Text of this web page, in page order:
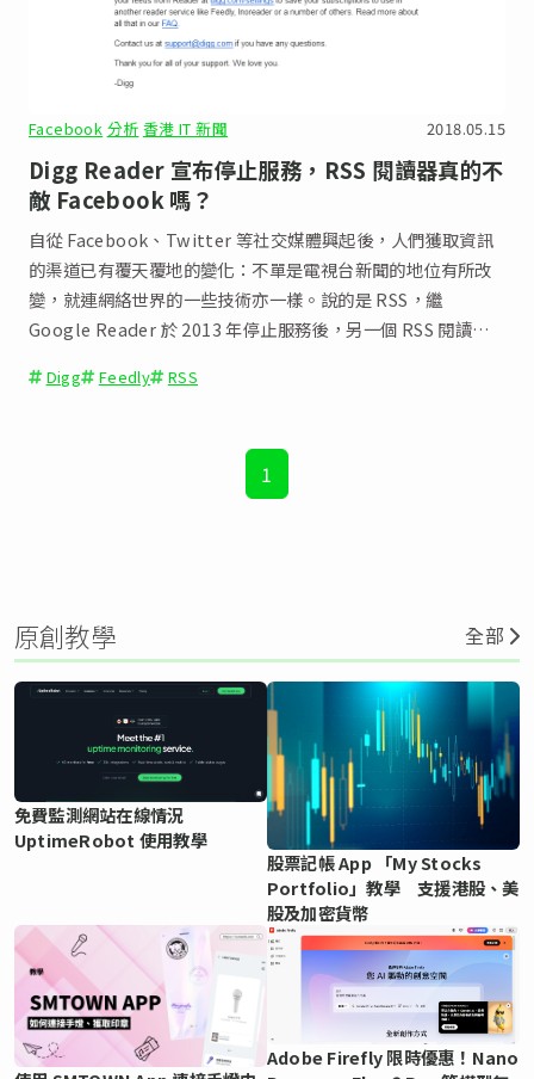
Facebook 分析 香港 IT 新聞 2018.05.15
Digg Reader 宣布停止服務，RSS 閱讀器真的不
敵 Facebook 嗎？
自從 Facebook、Twitter 等社交媒體興起後，人們獲取資訊
的渠道已有覆天覆地的變化：不單是電視台新聞的地位有所改
變，就連網絡世界的一些技術亦一樣。說的是 RSS，繼
Google Reader 於 2013 年停止服務後，另一個 RSS 閱讀器
了 RSS 閱讀器的霸主了……
Digg Feedly RSS
1
原創教學 全部
免費監測網站在線情況
UptimeRobot 使用教學
股票記帳 App 「My Stocks
Portfolio」教學 支援港股、美
股及加密貨幣
Adobe Firefly 限時優惠！Nano